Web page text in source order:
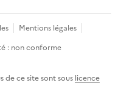
Mentions légales
: non conforme
de ce site sont sous licence